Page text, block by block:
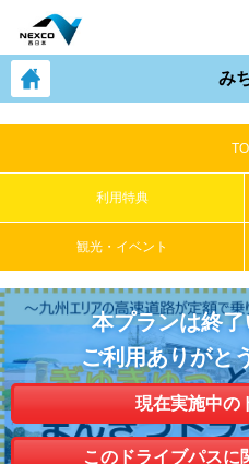
み
利用特典
観光・イベント
本プランは終
ご利用ありがと
現在実施中の
このドライブパスに